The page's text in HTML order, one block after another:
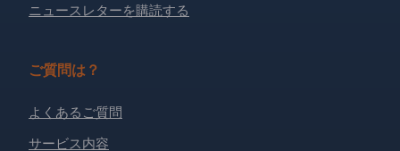
ニュースレターを購読する
ご質問は？
よくあるご質問
サービス内容